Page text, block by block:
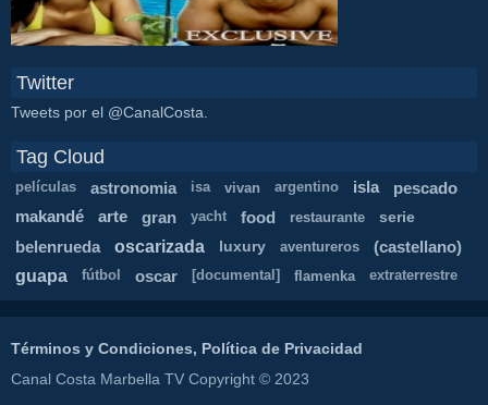
Twitter
Tweets por el @CanalCosta.
Tag Cloud
películas astronomia isa vivan argentino isla pescado
makandé arte gran yacht food restaurante serie
belenrueda oscarizada luxury aventureros (castellano)
guapa fútbol oscar [documental] flamenka extraterrestre
Términos y Condiciones, Política de Privacidad
Canal Costa Marbella TV Copyright © 2023